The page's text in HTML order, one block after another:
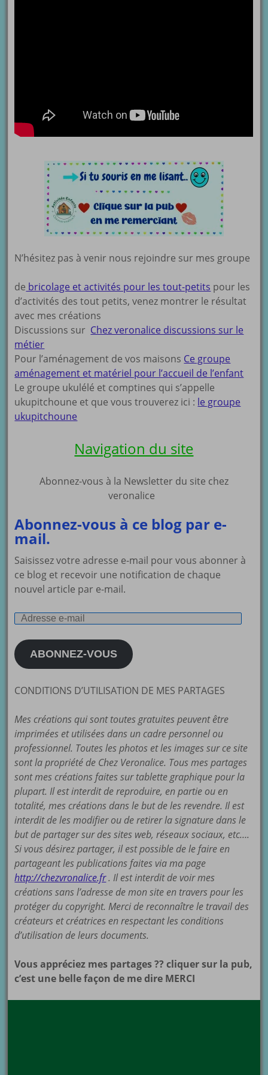
N’hésitez pas à venir nous rejoindre sur mes groupe
de bricolage et activités pour les tout-petits pour les
d’activités des tout petits, venez montrer le résultat
avec mes créations
Discussions sur Chez veronalice discussions sur le
métier
Pour l’aménagement de vos maisons Ce groupe
aménagement et matériel pour l’accueil de l’enfant
Le groupe ukulélé et comptines qui s’appelle
ukupitchoune et que vous trouverez ici : le groupe
ukupitchoune
Navigation du site
Abonnez-vous à la Newsletter du site chez
veronalice
Abonnez-vous à ce blog par e-
mail.
Saisissez votre adresse e-mail pour vous abonner à
ce blog et recevoir une notification de chaque
nouvel article par e-mail.
Adresse
mail
ABONNEZ-VOUS
CONDITIONS D’UTILISATION DE MES PARTAGES
Mes créations qui sont toutes gratuites peuvent être
imprimées et utilisées dans un cadre personnel ou
professionnel. Toutes les photos et les images sur ce site
sont la propriété de Chez Veronalice. Tous mes partages
sont mes créations faites sur tablette graphique pour la
plupart. Il est interdit de reproduire, en partie ou en
totalité, mes créations dans le but de les revendre. Il est
interdit de les modifier ou de retirer la signature dans le
but de partager sur des sites web, réseaux sociaux, etc….
Si vous désirez partager, il est possible de le faire en
partageant les publications faites via ma page
http://chezvronalice.fr. Il est interdit de voir mes
créations sans l’adresse de mon site en travers pour les
protéger du copyright. Merci de reconnaître le travail des
créateurs et créatrices en respectant les conditions
d’utilisation de leurs documents.
Vous appréciez mes partages ?? cliquer sur la pub,
c’est une belle façon de me dire MERCI